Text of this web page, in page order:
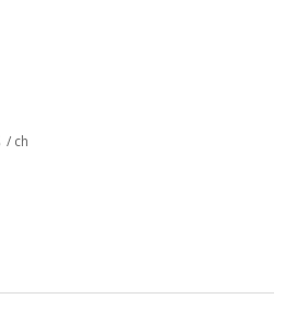
/ ch